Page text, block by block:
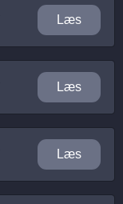
Læs
Læs
Læs